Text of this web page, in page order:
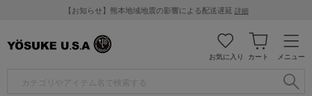
【お知らせ】熊本地域地震の影響による配送遅延 詳細
メニュー
カート
お気に入り